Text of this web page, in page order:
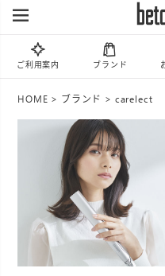
ご利用案内 ブランド
HOME ブランド carelect